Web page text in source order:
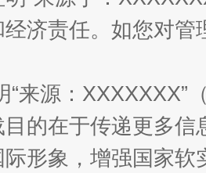
化重塑工作
济责任。如您对
“来源：
的在于传递更多
际形象，增强国家